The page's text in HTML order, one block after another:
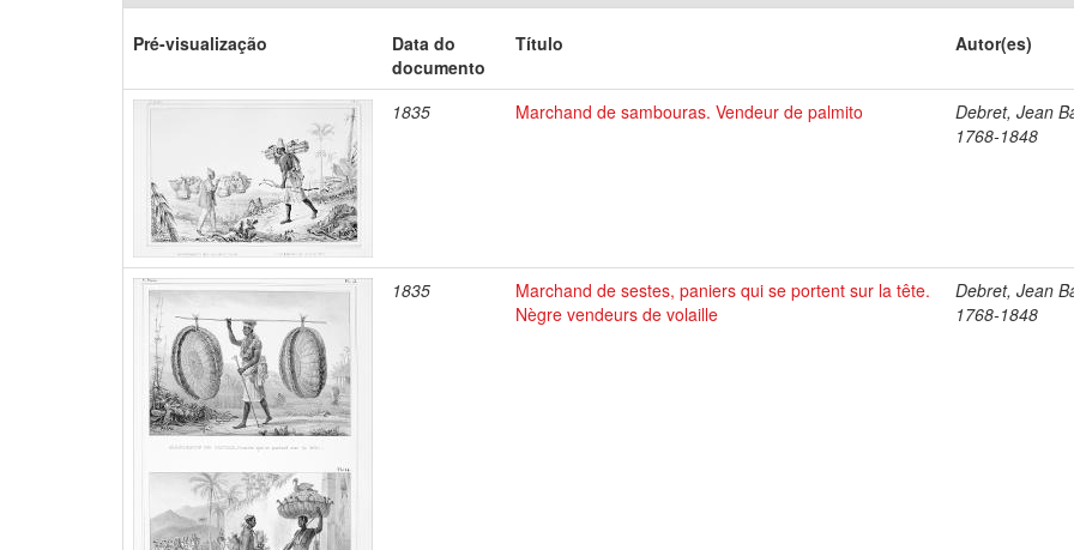
Pré-visualização
Data do
documento
Título Autor(es)
1835 Marchand de sambouras. Vendeur de palmito
Debret, Jean
1768-1848
1835
Marchand de sestes, paniers qui se portent sur la tête.
Nègre vendeurs de volaille
Debret, Jean
1768-1848